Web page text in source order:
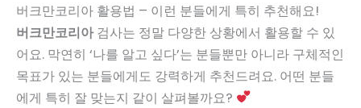
버크만코리아 활용법 – 이런 분들에게 특히 추천해요!
버크만코리아검사는 정말 다양한 상황에서 활용할 수 있
어요. 막연히 ‘나를 알고 싶다’는 분들뿐만 아니라 구체적인
목표가 있는 분들에게도 강력하게 추천드려요. 어떤 분들
에게 특히 잘 맞는지 같이 살펴볼까요?